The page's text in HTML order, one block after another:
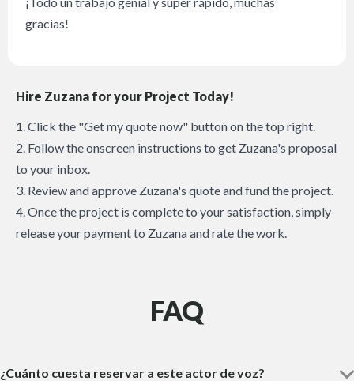
gracias!
Hire Zuzana for your Project Today!
1. Click the "Get my quote now" button on the top right.
2. Follow the onscreen instructions to get Zuzana's proposal
to your inbox.
3. Review and approve Zuzana's quote and fund the project.
4. Once the project is complete to your satisfaction, simply
release your payment to Zuzana and rate the work.
FAQ
¿Cuánto cuesta reservar a este actor de voz?